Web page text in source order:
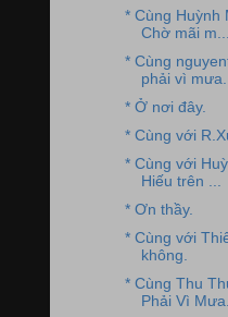
* Cùng Huỳnh
Chờ mãi m...
* Cùng
phải vì mưa.
* Ở nơi đây.
* Cùng với
* Cùng với
Hiếu trên ...
* Ơn thầy.
* Cùng với
không.
* Cùng Thu
Phải Vì Mưa.